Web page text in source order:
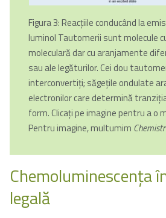
Figura 3: Reacţiile conducând la
luminol Tautomerii sunt molecule
moleculară dar cu aranjamente
sau ale legăturilor. Cei dou
interconvertiţi; săgeţile ondulate
electronilor care determină
form. Clicați pe imagine pentru a o
Pentru imagine, multumim
Chemoluminescenţa
legală